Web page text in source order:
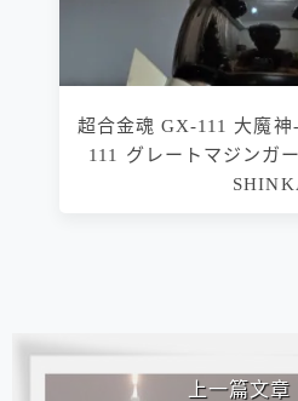
超合金魂 GX-111 大魔
111 グレートマジンガ
相連文章
上一篇文章